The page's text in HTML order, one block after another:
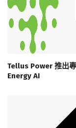
Tellus Power 推出
Energy AI